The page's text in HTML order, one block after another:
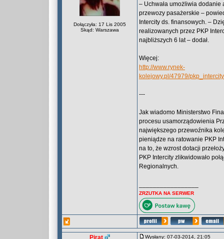
Dołączyła: 17 Lis 2005
Skąd: Warszawa
– Uchwała umożliwia
przewozy pasażerskie –
Intercity ds. finansowych. –
realizowanych przez PKP
najbliższych 6 lat – dodał.
Więcej:
http://www.rynek-
kolejowy.pl/47979/
---
Jak wiadomo Ministerstwo
procesu usamorządowienia
największego przewoźnika
pieniądze na ratowanie PKP
na to, że wzrost dotacji
PKP Intercity zlikwidowało
Regionalnych.
ZRZUTKA NA SERWER
Pirat Wysłany: 07-03-2014, 21:05